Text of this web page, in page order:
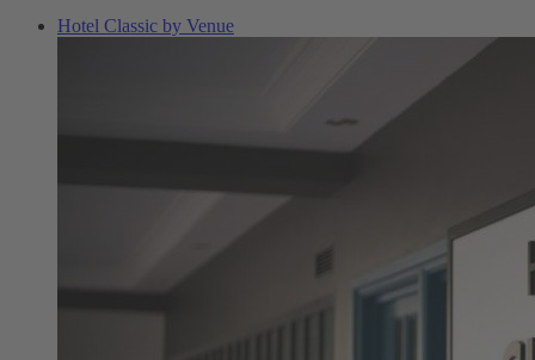
Hotel Classic by Venue